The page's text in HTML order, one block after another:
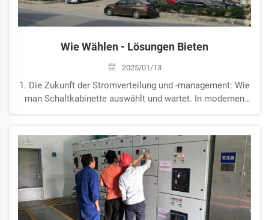
Wie Wählen - Lösungen Bieten
2025/01/13
1. Die Zukunft der Stromverteilung und -management: Wie
man Schaltkabinette auswählt und wartet. In modernen
der Quelle zu jedem elektrischen Gerät...